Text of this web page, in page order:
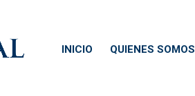
INICIO QUIENES SOMOS